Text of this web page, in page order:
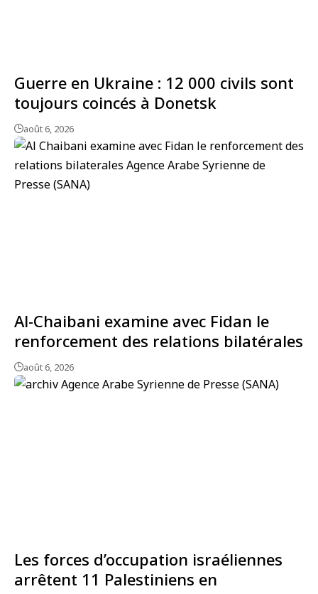
Guerre en Ukraine : 12 000 civils sont
toujours coincés à Donetsk
août 6, 2026
Al-Chaibani examine avec Fidan le
renforcement des relations bilatérales
août 6, 2026
Les forces d’occupation israéliennes
arrêtent 11 Palestiniens en